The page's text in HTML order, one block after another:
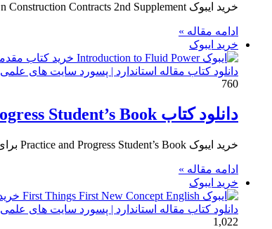
خرید ایبوک Keating On Construction Contracts 2nd Supplement برای دانلود ایبوک Keating On Construction Contracts 2nd Supplement و خرید کتاب…
ادامه مقاله »
خرید ایبوک
دانلود کتاب مقاله استاندارد | پسورد سایت های علمی
760
دانلود کتاب Practice and Progress Student’s Book
خرید ایبوک Practice and Progress Student’s Book برای دانلود ایبوک Practice and Progress Student’s Book و خرید کتاب تمرین و…
ادامه مقاله »
خرید ایبوک
دانلود کتاب مقاله استاندارد | پسورد سایت های علمی
1,022